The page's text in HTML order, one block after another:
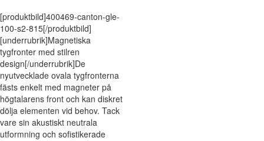
[produktbild]400469-canton-gle-
100-s2-815[/produktbild]
[underrubrik]Magnetiska
tygfronter med stilren
design[/underrubrik]De
nyutvecklade ovala tygfronterna
fästs enkelt med magneter på
högtalarens front och kan diskret
dölja elementen vid behov. Tack
vare sin akustiskt neutrala
utformning och sofistikerade